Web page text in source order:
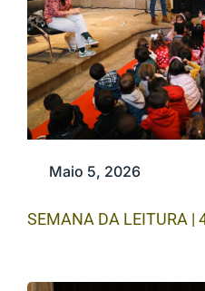
Maio 5, 2026
SEMANA DA LEITURA |